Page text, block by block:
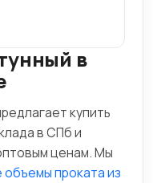
в
купить
в СПб и
ценам. Мы
проката из